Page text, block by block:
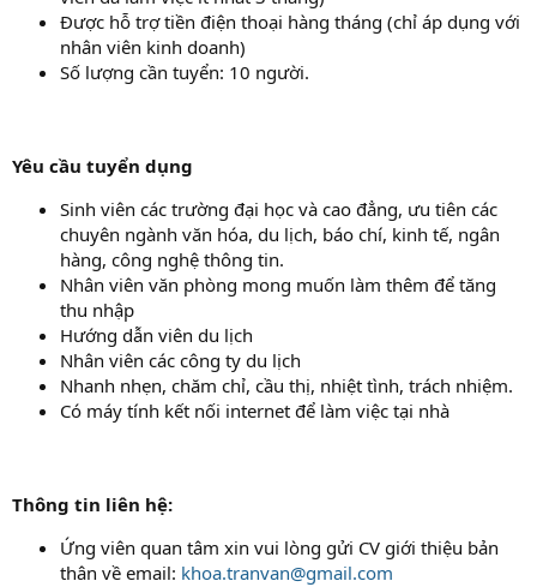
Được hỗ trợ tiền điện thoại hàng tháng (chỉ áp dụng với
nhân viên kinh doanh)
Số lượng cần tuyển: 10 người.
Yêu cầu tuyển dụng
Sinh viên các trường đại học và cao đẳng, ưu tiên các
chuyên ngành văn hóa, du lịch, báo chí, kinh tế, ngân
hàng, công nghệ thông tin.
Nhân viên văn phòng mong muốn làm thêm để tăng
thu nhập
Hướng dẫn viên du lịch
Nhân viên các công ty du lịch
Nhanh nhẹn, chăm chỉ, cầu thị, nhiệt tình, trách nhiệm.
Có máy tính kết nối internet để làm việc tại nhà
Thông tin liên hệ:
Ứng viên quan tâm xin vui lòng gửi CV giới thiệu bản
thân về email: khoa.tranvan@gmail.com